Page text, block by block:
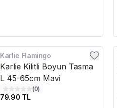
Karlie Flamingo
Karlie Kilitli Boyun Tasma
L 45-65cm Mavi
(0)
79.90 TL